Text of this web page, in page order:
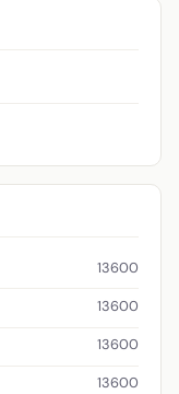
13600
13600
13600
13600